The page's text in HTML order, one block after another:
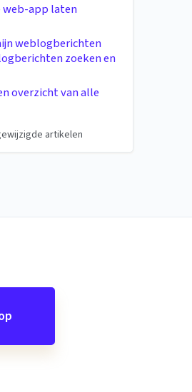
web-app laten
weblogberichten
zoeken en
overzicht van alle
artikelen